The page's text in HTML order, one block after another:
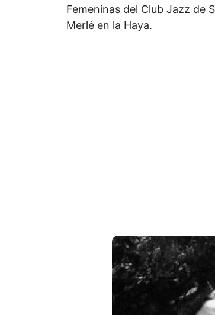
Femeninas del Club Jazz de
Merlé en la Haya.